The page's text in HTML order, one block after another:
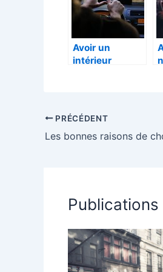
Avoir un
intérieur
PRÉCÉDENT